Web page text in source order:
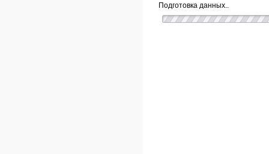
Подготовка данных..